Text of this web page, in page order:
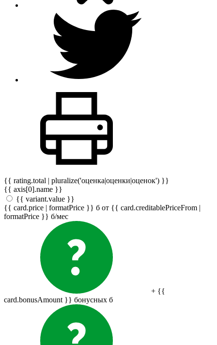
{{ rating.total | pluralize('оценка|оценки|оценок') }}
{{ axis[0].name }}
{{ variant.value }}
{{ card.price | formatPrice }} б от {{ card.creditablePriceFrom |
formatPrice }} б/мес
+ {{
card.bonusAmount }} бонусных б